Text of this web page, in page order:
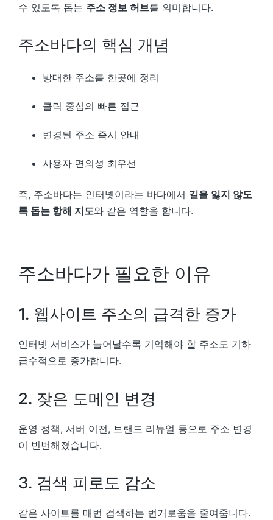
수 있도록 돕는 주소 정보 허브를 의미합니다.
주소바다의 핵심 개념
방대한 주소를 한곳에 정리
클릭 중심의 빠른 접근
변경된 주소 즉시 안내
사용자 편의성 최우선
즉, 주소바다는 인터넷이라는 바다에서 길을 잃지 않도
록 돕는 항해 지도와 같은 역할을 합니다.
주소바다가 필요한 이유
1. 웹사이트 주소의 급격한 증가
인터넷 서비스가 늘어날수록 기억해야 할 주소도 기하
급수적으로 증가합니다.
2. 잦은 도메인 변경
운영 정책, 서버 이전, 브랜드 리뉴얼 등으로 주소 변경
이 빈번해졌습니다.
3. 검색 피로도 감소
같은 사이트를 매번 검색하는 번거로움을 줄여줍니다.